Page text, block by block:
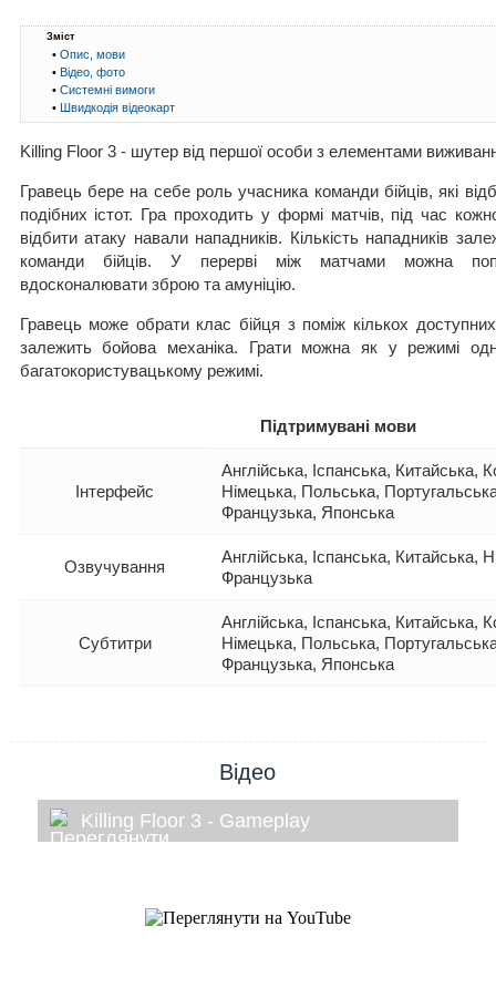
Зміст
•Опис, мови
•Відео, фото
•Системні вимоги
•Швидкодія відеокарт
Killing Floor 3 - шутер від першої особи з елементами
Гравець бере на себе роль учасника команди бійців, які
подібних істот. Гра проходить у формі матчів, під час
відбити атаку навали нападників. Кількість нападників
команди бійців. У перерві між матчами можна
вдосконалювати зброю та амуніцію.
Гравець може обрати клас бійця з поміж кількох доступних
залежить бойова механіка. Грати можна як у режимі
багатокористувацькому режимі.
Підтримувані мови
Інтерфейс
Англійська, Іспанська, Китайська,
Німецька, Польська,
Французька, Японська
Озвучування
Англійська, Іспанська, Китайська,
Французька
Субтитри
Англійська, Іспанська, Китайська,
Німецька, Польська,
Французька, Японська
Відео
Killing Floor 3 - Gameplay